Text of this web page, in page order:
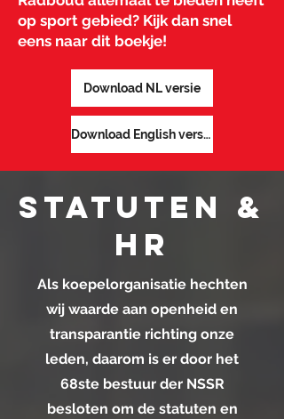
op sport gebied? Kijk dan snel
eens naar dit boekje!
Download NL versie
Download English version
Statuten &
HR
Als koepelorganisatie hechten
wij waarde aan openheid en
transparantie richting onze
leden, daarom is er door het
68ste bestuur der NSSR
besloten om de statuten en